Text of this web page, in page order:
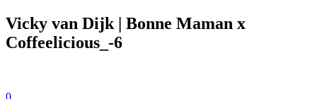
Vicky van Dijk | Bonne Maman x
Coffeelicious_-6
0